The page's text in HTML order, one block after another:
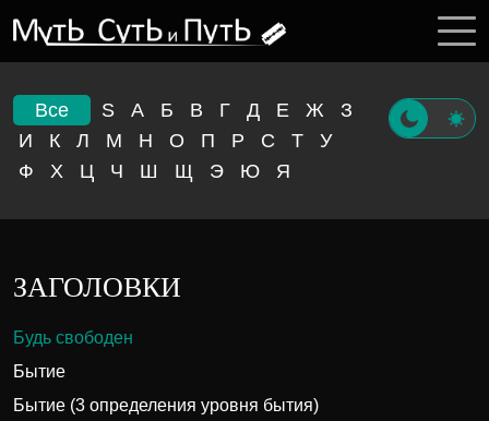
Все S А Б В Г Д Е Ж
З
И
К Л М Н О П Р С Т
У
Ф
Х Ц Ч Ш Щ Э Ю Я
ЗАГОЛОВКИ
Будь свободен
Бытие
Бытие (3 определения уровня бытия)